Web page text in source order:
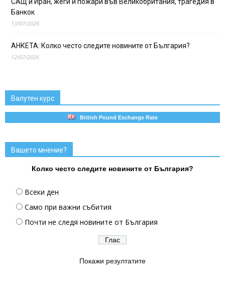
Банкок
13/07/2026
АНКЕТА: Колко често следите новините от България?
12/07/2026
Валутен курс
British Pound Exchange Rate
Вашето мнение?
Колко често следите новините от България?
Всеки ден
Само при важни събития
Почти не следя новините от България
Покажи резултатите